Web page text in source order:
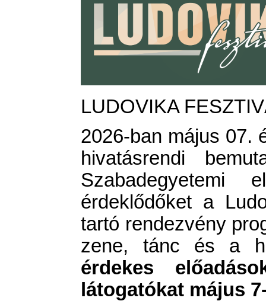
LUDOVIKA
2026-ban május 07.
hivatásrendi
érdeklődőket a
tartó rendezvény
zene, tánc és a
érdekes
látogatókat május